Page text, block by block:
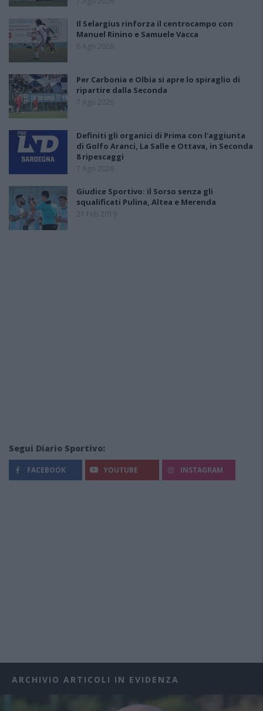
Il Selargius rinforza il centrocampo con
Manuel Rinino e Samuele Vacca
6 Ago 2026
Per Carbonia e Olbia si apre lo spiraglio di
ripartire dalla Seconda
7 Ago 2026
Definiti gli organici di Prima con l'aggiunta
di Golfo Aranci, La Salle e Ottava, in Seconda
8 ripescaggi
7 Ago 2026
Giudice Sportivo: il Sorso senza gli
squalificati Pulina, Altea e Merenda
21 Feb 2019
Segui Diario Sportivo:
FACEBOOK YOUTUBE INSTAGRAM
ARCHIVIO ARTICOLI IN EVIDENZA